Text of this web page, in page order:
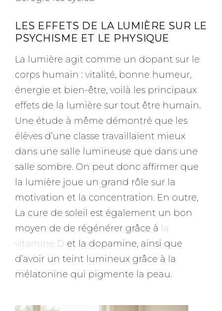
LES EFFETS DE LA LUMIÈRE SUR LE
PSYCHISME ET LE PHYSIQUE
La lumière agit comme un dopant sur le
corps humain : vitalité, bonne humeur,
énergie et bien-être, voilà les principaux
effets de la lumière sur tout être humain.
Une étude à même démontré que les
élèves d’une classe travaillaient mieux
dans une salle lumineuse que dans une
salle sombre. On peut donc affirmer que
la lumière joue un grand rôle sur la
motivation et la concentration. En outre,
La cure de soleil est également un bon
moyen de de régénérer grâce à la
vitamine D et la dopamine, ainsi que
d’avoir un teint lumineux grâce à la
mélatonine qui pigmente la peau.